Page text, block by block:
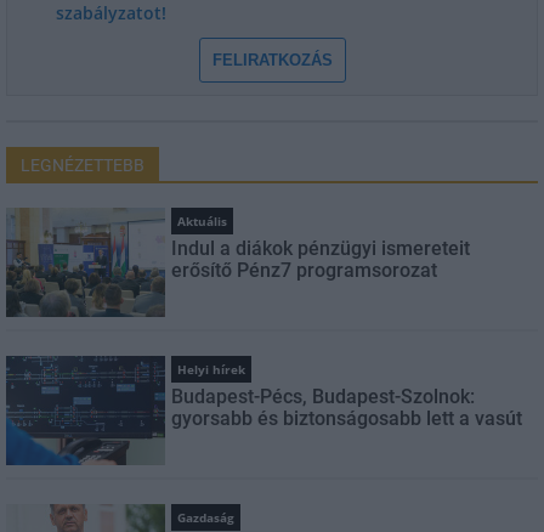
szabályzatot!
FELIRATKOZÁS
LEGNÉZETTEBB
Aktuális
Indul a diákok pénzügyi ismereteit
erősítő Pénz7 programsorozat
Helyi hírek
Budapest-Pécs, Budapest-Szolnok:
gyorsabb és biztonságosabb lett a vasút
Gazdaság